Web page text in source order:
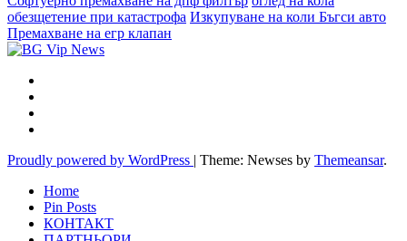
обезщетение при катастрофа Изкупуване на коли Бъгси авто
Премахване на егр клапан
Proudly powered by WordPress | Theme: Newses by Themeansar.
Home
Pin Posts
КОНТАКТ